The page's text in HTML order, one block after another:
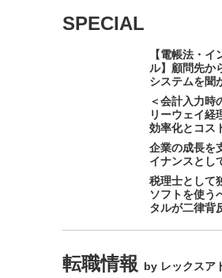
SPECIAL
【電帳法・
ル】顧問先か
システムを聞
から入金消
つのシステム
QUICK」の魅
＜会計入力時
リーウェイ経
効率化とコス
会社フリーウ
郷税理士法人
部）】
企業の成長を
イナンスとし
税理士として
ソフトを使う
タルが二律背
メ。
転職情報 by レックスア